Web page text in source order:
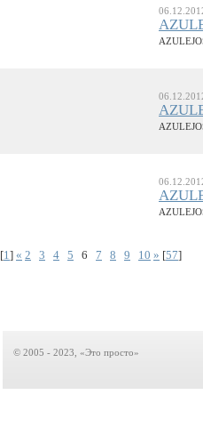
[1 ] « 2 3 4 5 6 7 8 9 10 » [57]
© 2005 - 2023, «Это просто»